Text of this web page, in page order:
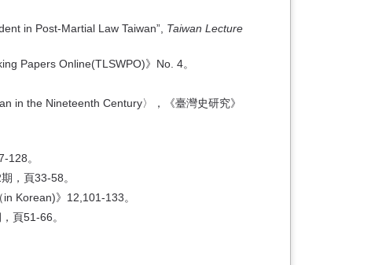
in Post-Martial Law Taiwan”, Taiwan Lecture
Papers Online(TLSWPO)》No. 4。
in the Nineteenth Century〉，《臺灣史研究》
128。
，頁33-58。
Korean)》12,101-133。
頁51-66。